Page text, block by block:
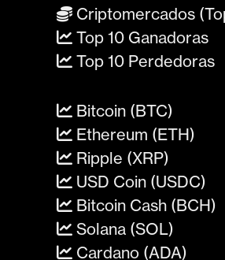
Criptomercados
Top 10 Ganadoras
Top 10 Perdedoras
Bitcoin (BTC)
Ethereum (ETH)
Ripple (XRP)
USD Coin (USDC)
Bitcoin Cash (BCH)
Solana (SOL)
Cardano (ADA)